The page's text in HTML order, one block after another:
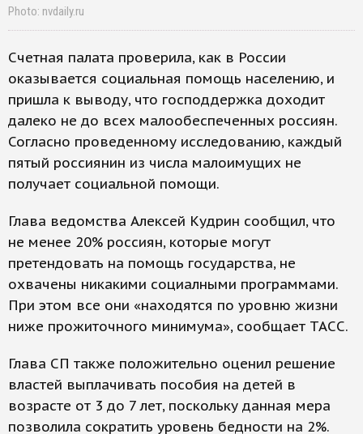
Photo: nvdaily.ru
Счетная палата проверила, как в России
оказывается социальная помощь населению, и
пришла к выводу, что господдержка доходит
далеко не до всех малообеспеченных россиян.
Согласно проведенному исследованию, каждый
пятый россиянин из числа малоимущих не
получает социальной помощи.
Глава ведомства Алексей Кудрин сообщил, что
не менее 20% россиян, которые могут
претендовать на помощь государства, не
охвачены никакими социалными программами.
При этом все они «находятся по уровню жизни
ниже прожиточного минимума», сообщает ТАСС.
Глава СП также положительно оценил решение
властей выплачивать пособия на детей в
возрасте от 3 до 7 лет, поскольку данная мера
позволила сократить уровень бедности на 2%.